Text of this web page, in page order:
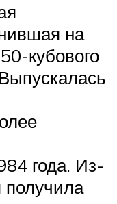
на
кубового
года. Из-
получила